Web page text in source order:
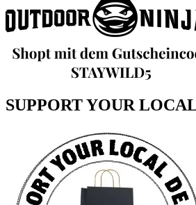
SUPPORT YOUR